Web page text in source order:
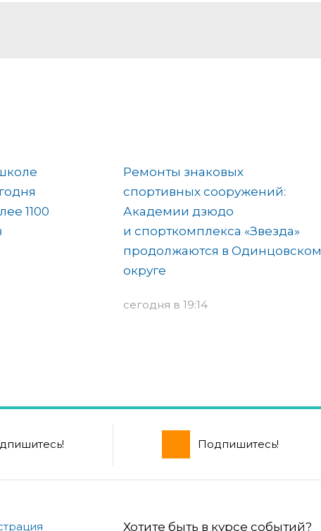
1100
Ремонты знаковых
спортивных сооружений:
Академии дзюдо
и спорткомплекса «Звезда»
продолжаются в Одинцовском
округе
сегодня в 19:14
Подпишитесь!
Хотите быть в курсе событий?